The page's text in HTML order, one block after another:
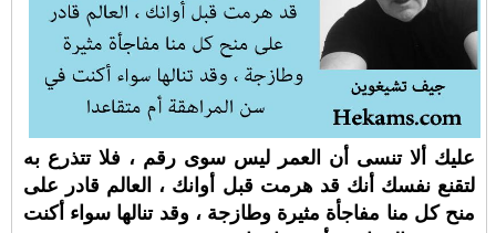
عليك ألا تنسى أن العمر ليس سوى رقم ، فلا تتذرع به
لتقنع نفسك أنك قد هرمت قبل أوانك ، العالم قادر على
منح كل منا مفاجأة مثيرة وطازجة ، وقد تنالها سواء أكنت